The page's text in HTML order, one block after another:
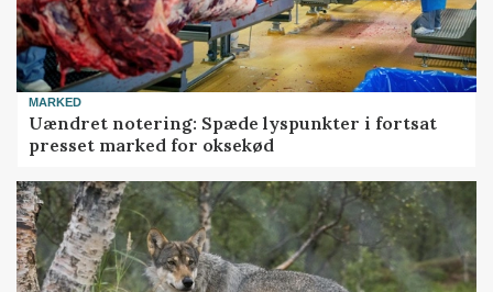
MARKED
Uændret notering: Spæde lyspunkter i fortsat
presset marked for oksekød